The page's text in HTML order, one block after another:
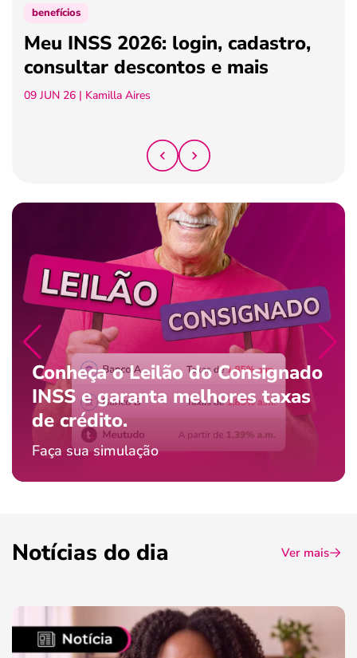
benefícios
Meu INSS 2026: login, cadastro,
consultar descontos e mais
09 JUN 26 | Kamilla Aires
Conheça o Leilão do Consignado
INSS e garanta melhores taxas
de crédito.
Faça sua simulação
Notícias do dia Ver mais